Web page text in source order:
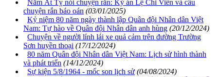
Năm Ất Tỵ nói chuyện rắn: Kỳ án Lệ Chi Viên và câu
chuyện rắn báo oán (03/01/2025)
Kỷ niệm 80 năm ngày thành lập Quân đội Nhân dân Việt
Nam: Tự hào về Quân đội Nhân dân anh hùng (20/12/2024)
Chuyện về người lính lái xe quả cảm trên đường Trường
Sơn huyền thoại (17/12/2024)
80 năm Quân đội Nhân dân Việt Nam: Lịch sử hình thành
và phát triển (14/12/2024)
Sự kiện 5/8/1964 - mốc son lịch sử (04/08/2024)